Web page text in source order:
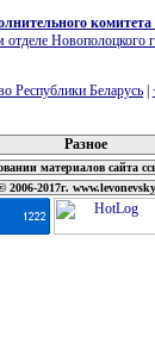
Новополоцкого
Республики Беларусь |
Разное
материалов сайта
2006-2017г.